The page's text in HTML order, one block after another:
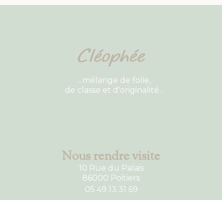
...mélange de folie,
de classe et d'originalité...
Nous rendre visite
10 Rue du Palais
86000 Poitiers
05 49 13 31 69